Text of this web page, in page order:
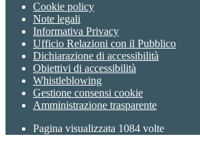
Cookie policy
Note legali
Informativa Privacy
Ufficio Relazioni con il Pubblico
Dichiarazione di accessibilità
Obiettivi di accessibilità
Whistleblowing
Gestione consensi cookie
Amministrazione trasparente
Pagina visualizzata 1084 volte